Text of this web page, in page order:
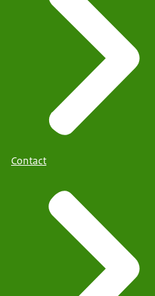
Contact